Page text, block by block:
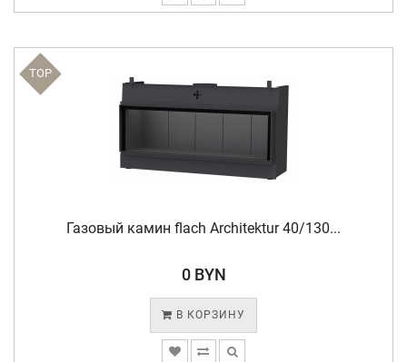
TOP
Газовый камин flach Architektur 40/130...
0 BYN
В КОРЗИНУ